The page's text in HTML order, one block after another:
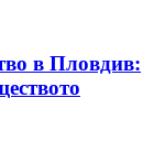
в Пловдив: